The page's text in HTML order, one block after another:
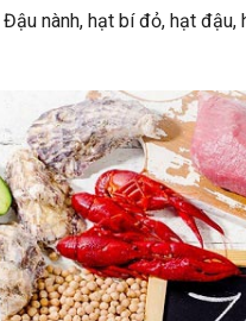
Đậu nành, hạt bí đỏ, hạt đậu,